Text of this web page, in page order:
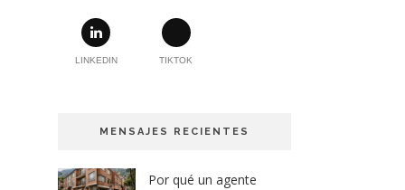
LINKEDIN TIKTOK
MENSAJES RECIENTES
Por qué un agente